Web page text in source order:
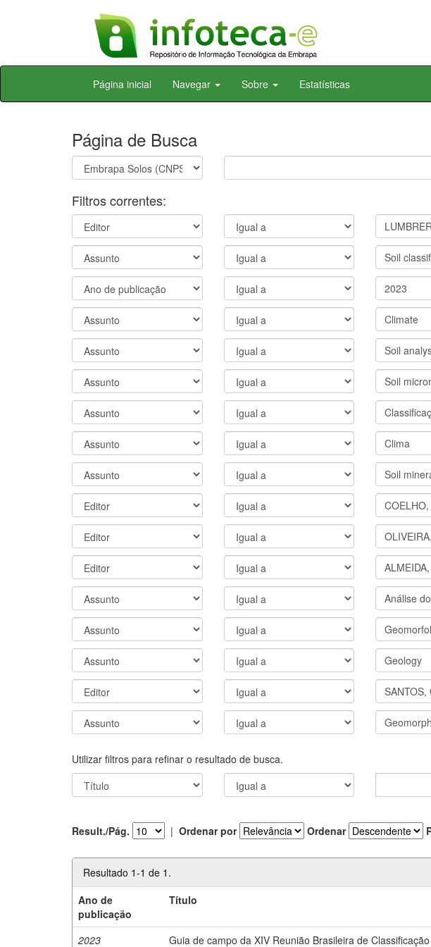
Skip
Página inicial Navegar Sobre Estatísticas
Página de Busca
Filtros correntes:
Utilizar filtros para refinar o resultado de busca.
Result./Pág. | Ordenar por Ordenar
Resultado 1-1 de 1.
Ano de
publicação
Título
2023
Guia de campo da XIV Reunião Brasileira de